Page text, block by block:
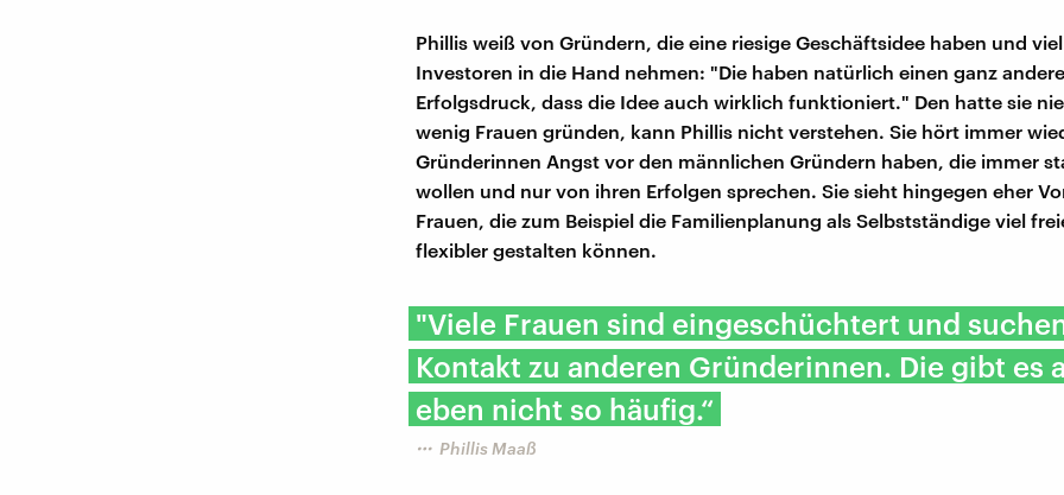
Phillis weiß von Gründern, die eine riesige Geschäftsidee haben und
Investoren in die Hand nehmen: "Die haben natürlich einen ganz
Erfolgsdruck, dass die Idee auch wirklich funktioniert." Den hatte sie
wenig Frauen gründen, kann Phillis nicht verstehen. Sie hört immer
Gründerinnen Angst vor den männlichen Gründern haben, die immer
wollen und nur von ihren Erfolgen sprechen. Sie sieht hingegen eher
Frauen, die zum Beispiel die Familienplanung als Selbstständige viel
flexibler gestalten können.
"Viele Frauen sind eingeschüchtert und
Kontakt zu anderen Gründerinnen. Die gibt es
eben nicht so häufig.“
Phillis Maaß